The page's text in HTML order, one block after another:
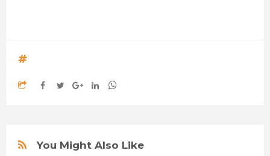
You Might Also Like